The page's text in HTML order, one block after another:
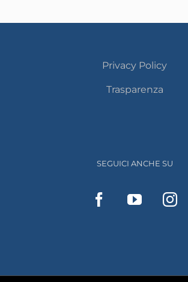
Privacy Policy
Trasparenza
SEGUICI ANCHE SU